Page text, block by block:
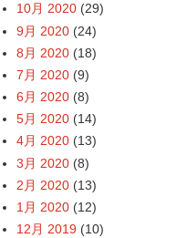
10月 2020 (29)
9月 2020 (24)
8月 2020 (18)
7月 2020 (9)
6月 2020 (8)
5月 2020 (14)
4月 2020 (13)
3月 2020 (8)
2月 2020 (13)
1月 2020 (12)
12月 2019 (10)